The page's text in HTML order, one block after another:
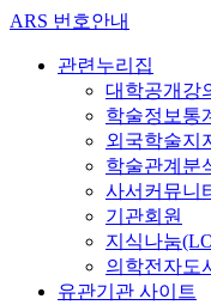
ARS 번호안내
관련누리집
대학공개강
학술정보통
외국학술지
학술관계분
사서커뮤니
기관회원
지식나눔
의학전자도
유관기관 사이트